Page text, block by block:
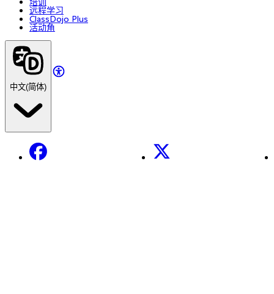
远程学习
ClassDojo Plus
活动角
中文(简体)
Facebook X